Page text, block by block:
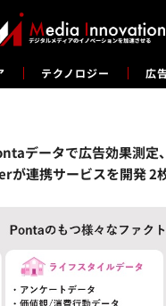
テクノロジー 広
データで広告効果測定
が連携サービスを開発 2